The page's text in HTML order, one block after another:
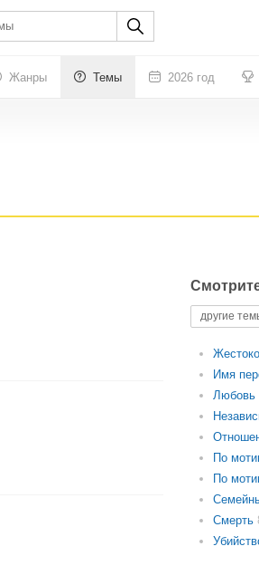
Жанры Темы 2026 год
другие
Имя
Любовь
По
По
Смерть